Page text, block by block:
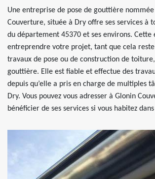
Une entreprise de pose de gouttière
Couverture, située à Dry offre ses services à
du département 45370 et ses environs. Cette
entreprendre votre projet, tant que cela
travaux de pose ou de construction de
gouttière. Elle est fiable et effectue des
depuis qu’elle a pris en charge de multiples
Dry. Vous pouvez vous adresser à Glonin
bénéficier de ses services si vous habitez